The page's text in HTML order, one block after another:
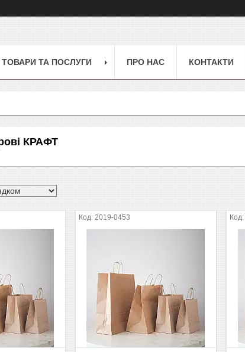
ТОВАРИ ТА ПОСЛУГИ ПРО НАС КОНТАКТИ
КРАФТ
2019-0453